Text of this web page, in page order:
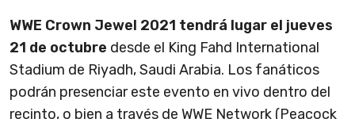
WWE Crown Jewel 2021 tendrá lugar el jueves
21 de octubre desde el King Fahd International
Stadium de Riyadh, Saudi Arabia. Los fanáticos
podrán presenciar este evento en vivo dentro del
recinto, o bien a través de WWE Network (Peacock